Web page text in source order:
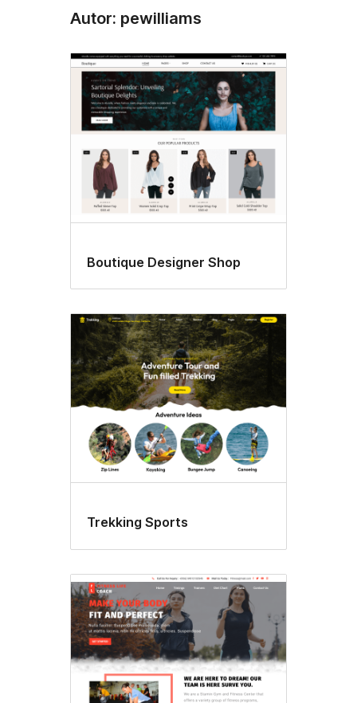
Autor: pewilliams
Boutique Designer Shop
Trekking Sports